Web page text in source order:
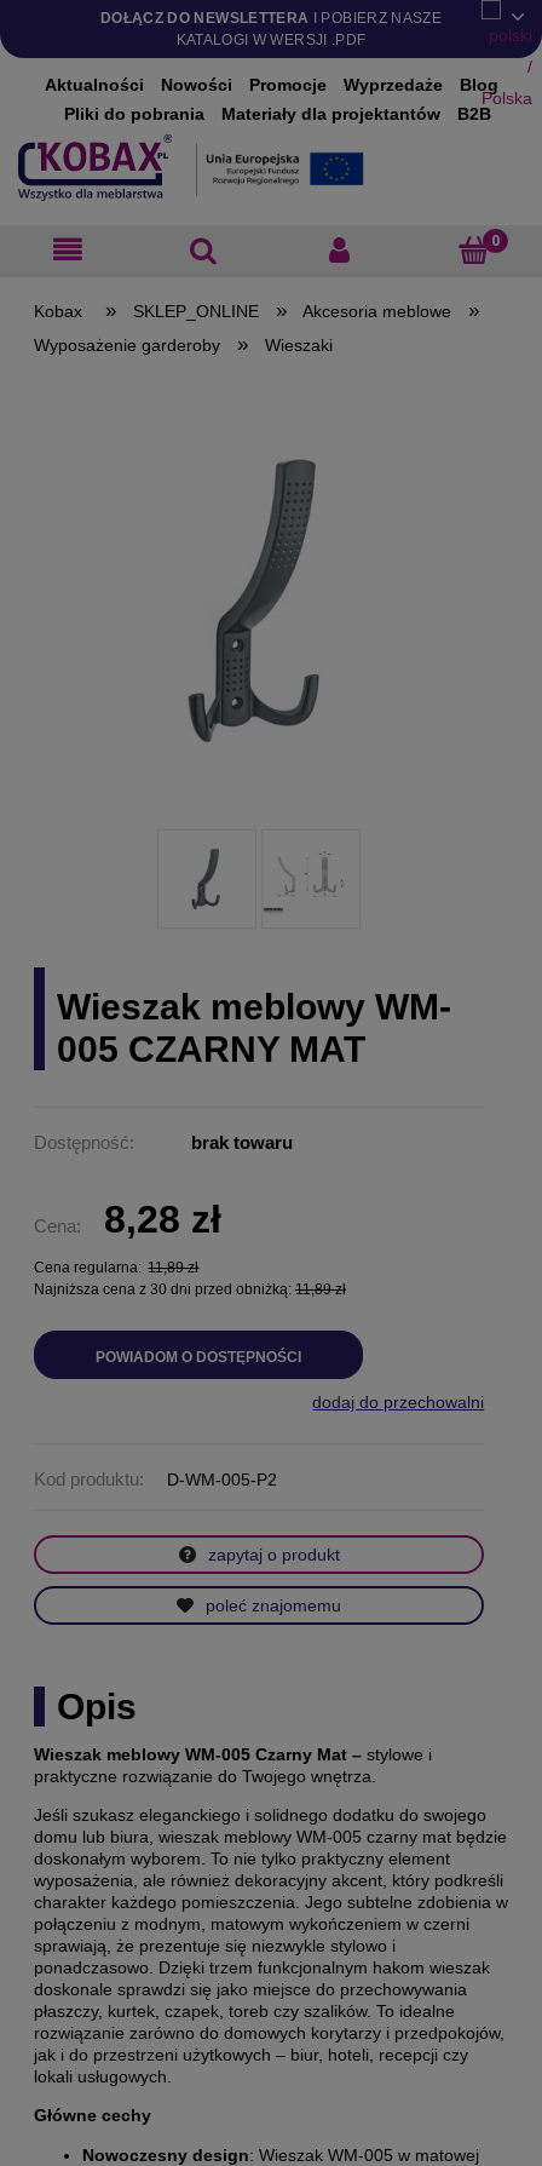
DOŁĄCZ DO NEWSLETTERA I POBIERZ NASZE
KATALOGI W WERSJI .PDF
Aktualności Nowości Promocje Wyprzedaże
Blog
Pliki do pobrania
Materiały dla projektantów B2B
» SKLEP_ONLINE » Akcesoria meblowe »
Wyposażenie garderoby » Wieszaki
Wieszak meblowy WM-
005 CZARNY MAT
Dostępność: brak towaru
Cena: 8,28 zł
Cena regularna: 11,89 zł
Najniższa cena z 30 dni przed obniżką: 11,89 zł
POWIADOM O DOSTĘPNOŚCI
dodaj do przechowalni
Kod produktu: D-WM-005-P2
zapytaj o produkt
poleć znajomemu
Opis
Wieszak meblowy WM-005 Czarny Mat – stylowe i
praktyczne rozwiązanie do Twojego wnętrza.
Jeśli szukasz eleganckiego i solidnego dodatku do swojego
domu lub biura, wieszak meblowy WM-005 czarny mat będzie
doskonałym wyborem. To nie tylko praktyczny element
wyposażenia, ale również dekoracyjny akcent, który podkreśli
charakter każdego pomieszczenia. Jego subtelne zdobienia w
połączeniu z modnym, matowym wykończeniem w czerni
sprawiają, że prezentuje się niezwykle stylowo i
ponadczasowo. Dzięki trzem funkcjonalnym hakom wieszak
doskonale sprawdzi się jako miejsce do przechowywania
płaszczy, kurtek, czapek, toreb czy szalików. To idealne
rozwiązanie zarówno do domowych korytarzy i przedpokojów,
jak i do przestrzeni użytkowych – biur, hoteli, recepcji czy
lokali usługowych.
Główne cechy
Nowoczesny design: Wieszak WM-005 w matowej